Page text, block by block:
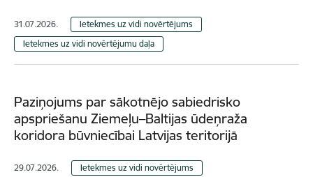
31.07.2026.
Ietekmes uz vidi novērtējums
Ietekmes uz vidi novērtējumu daļa
Paziņojums par sākotnējo sabiedrisko
apspriešanu Ziemeļu–Baltijas ūdeņraža
koridora būvniecībai Latvijas teritorijā
29.07.2026.
Ietekmes uz vidi novērtējums